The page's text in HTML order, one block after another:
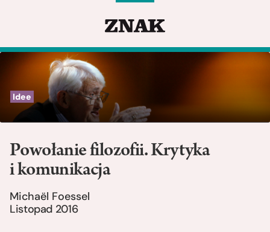
Idee
Powołanie filozofii. Krytyka
i komunikacja
Michaël Foessel
Listopad 2016